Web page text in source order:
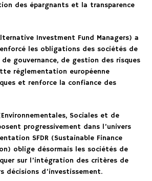
des épargnants et la transparence
Investment Fund Managers) a
les obligations des sociétés de
gouvernance, de gestion des risques
réglementation européenne
et renforce la confiance des
Sociales et de
progressivement dans l’univers
SFDR (Sustainable Finance
oblige désormais les sociétés de
sur l’intégration des critères de
décisions d’investissement.